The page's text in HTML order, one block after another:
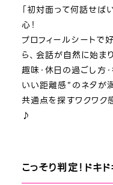
「初対面って何話せば
心！
プロフィールシートで
ら、会話が自然に始ま
趣味・休日の過ごし方
いい距離感”のネタが
共通点を探すワクワク
♪
こっそり判定！ドキ